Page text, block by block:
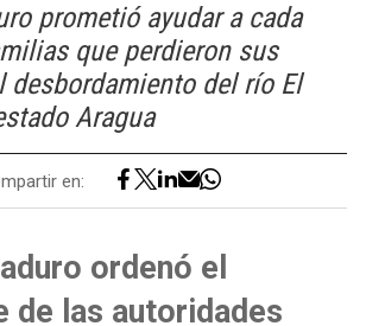
prometió ayudar a cada
que perdieron sus
desbordamiento del río El
Aragua
en:
ordenó el
de las autoridades